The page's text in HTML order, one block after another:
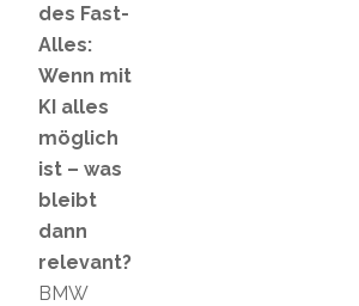
des Fast-
Alles:
Wenn mit
KI alles
möglich
ist – was
bleibt
dann
relevant?
BMW